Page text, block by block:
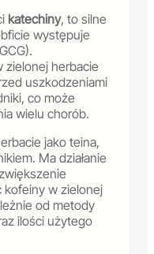
katechiny, to silne
występuje
zielonej herbacie
uszkodzeniami
co może
wielu chorób.
jako teina,
Ma działanie
kofeiny w zielonej
od metody
ilości użytego